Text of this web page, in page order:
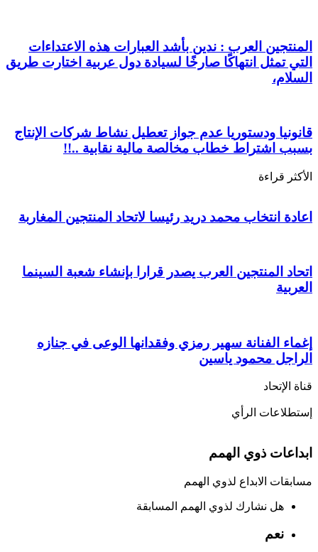
المنتجين العرب : ندين بأشد العبارات هذه الاعتداءات
التي تمثل انتهاكًا صارخًا لسيادة دول عربية اختارت طريق
السلام،
قانونيا ودستوريا عدم جواز تعطيل نشاط شركات الإنتاج
بسبب اشتراط خطاب مخالصة مالية نقابية ..!!
الأكثر قراءة
اعادة انتخاب محمد دريد رئيسا لاتحاد المنتجين المغاربة
اتحاد المنتجين العرب يصدر قرارا بإنشاء شعبة السينما
العربية
إغماء الفنانة سهير رمزي وفقدانها الوعى في جنازه
الراجل محمود ياسين
قناة الإتحاد
إستطلاعات الرأي
ابداعات ذوي الهمم
مسابقات الابداع لذوي الهمم
هل نشارك لذوي الهمم المسابقة
نعم